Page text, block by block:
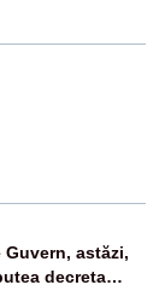
astăzi,
decreta